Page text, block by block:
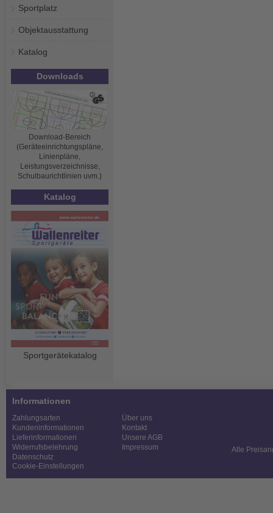
Sportplatz
Objektausstattung
Katalog
Downloads
Download-Bereich
(Geräteeinrichtungspläne,
Linienpläne,
Leistungsverzeichnisse,
Schulbaurichtlinien uvm.)
Katalog
Sportgerätekatalog
Informationen
Zahlungsarten
Kundeninformationen
Lieferinformationen
Widerrufsbelehrung
Datenschutz
Cookie-Einstellungen
Über uns
Kontakt
Unsere AGB
Impressum
Alle